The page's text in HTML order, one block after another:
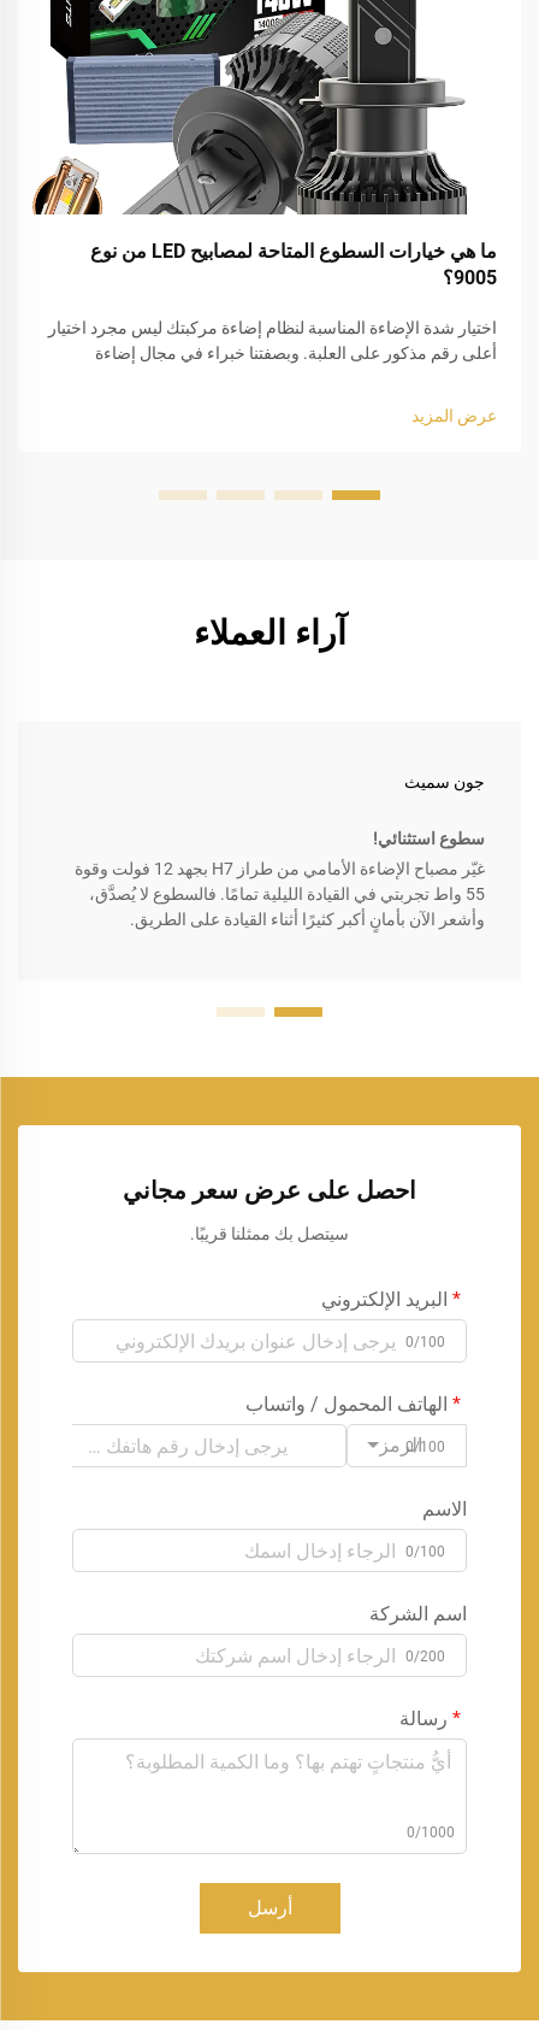
ما هي خيارات السطوع المتاحة لمصابيح LED من نوع
9005؟
اختيار شدة الإضاءة المناسبة لنظام إضاءة مركبتك ليس مجرد اختيار
أعلى رقم مذكور على العلبة. وبصفتنا خبراء في مجال إضاءة
من النوع 9005...
عرض المزيد
آراء العملاء
جون سميث
سطوع استثنائي!
غيّر مصباح الإضاءة الأمامي من طراز H7 بجهد 12 فولت وقوة
55 واط تجربتي في القيادة الليلية تمامًا. فالسطوع لا يُصدَّق،
وأشعر الآن بأمانٍ أكبر كثيرًا أثناء القيادة على الطريق.
احصل على عرض سعر مجاني
سيتصل بك ممثلنا قريبًا.
البريد الإلكتروني
0/100
الهاتف المحمول / واتساب
الرمز0/100
الاسم
0/100
اسم الشركة
0/200
رسالة
0/1000
أرسل